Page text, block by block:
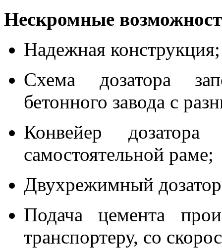
Нескромные
Надежная конструкция;
Схема дозатора
бетонного завода с
Конвейер дозатора
самостоятельной раме;
Двухрежимный
Подача цемента
транспортеру, со